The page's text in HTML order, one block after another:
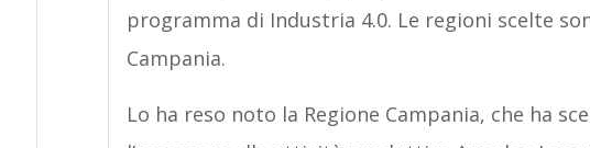
programma di Industria 4.0. Le regioni scelte
Campania.
Lo ha reso noto la Regione Campania, che ha